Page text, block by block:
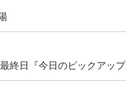
終日『今日のピックアップ